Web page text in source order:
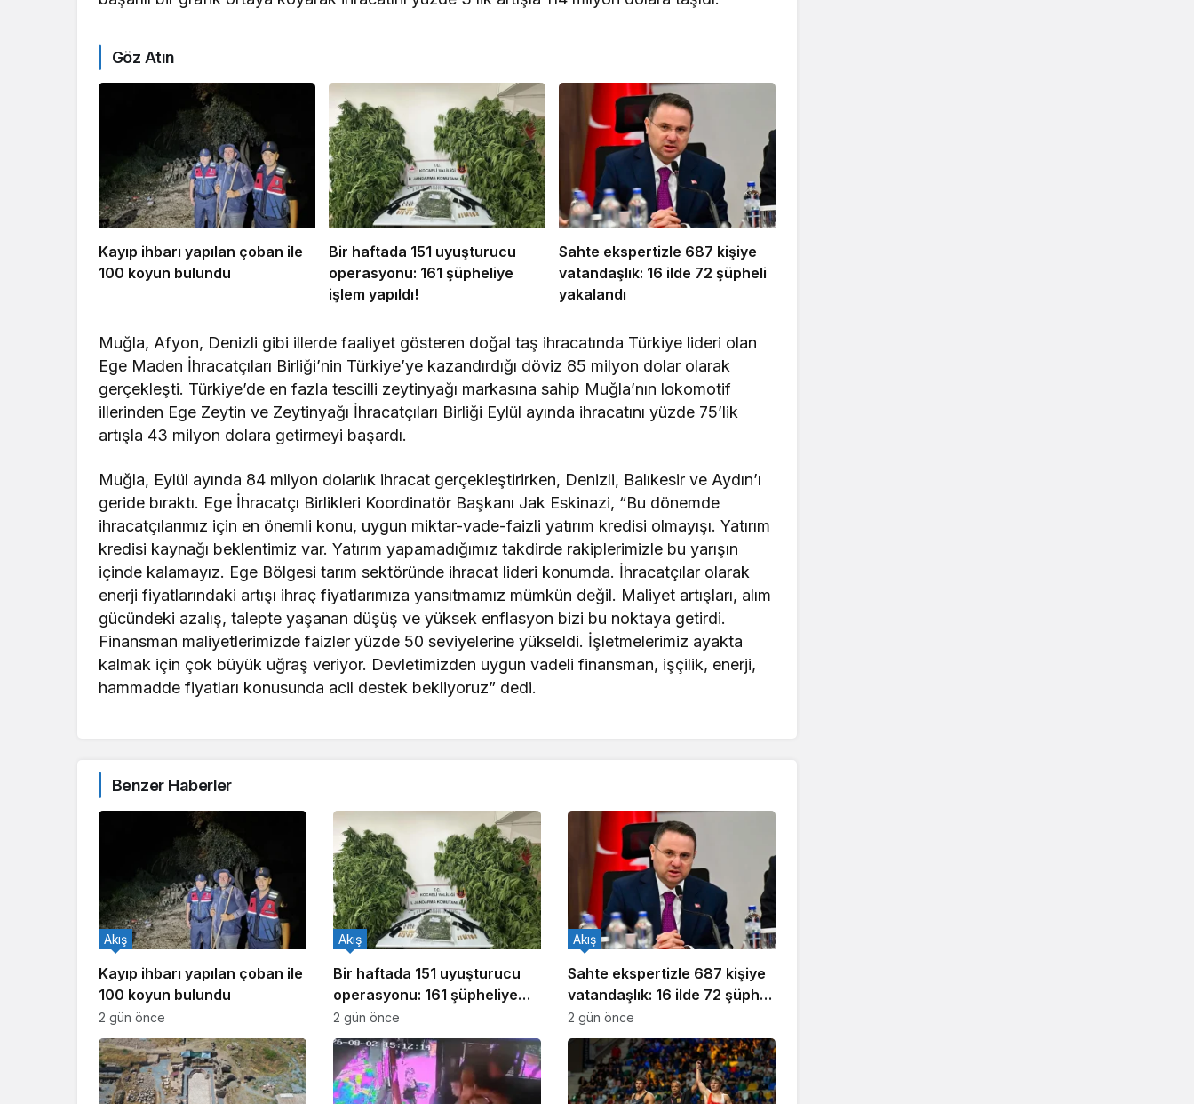
Göz Atın
Kayıp ihbarı yapılan çoban ile
100 koyun bulundu
Bir haftada 151 uyuşturucu
operasyonu: 161 şüpheliye
işlem yapıldı!
Sahte ekspertizle 687 kişiye
vatandaşlık: 16 ilde 72 şüpheli
yakalandı
Muğla, Afyon, Denizli gibi illerde faaliyet gösteren doğal taş ihracatında Türkiye lideri olan
Ege Maden İhracatçıları Birliği’nin Türkiye’ye kazandırdığı döviz 85 milyon dolar olarak
gerçekleşti. Türkiye’de en fazla tescilli zeytinyağı markasına sahip Muğla’nın lokomotif
illerinden Ege Zeytin ve Zeytinyağı İhracatçıları Birliği Eylül ayında ihracatını yüzde 75’lik
artışla 43 milyon dolara getirmeyi başardı.
Muğla, Eylül ayında 84 milyon dolarlık ihracat gerçekleştirirken, Denizli, Balıkesir ve Aydın’ı
geride bıraktı. Ege İhracatçı Birlikleri Koordinatör Başkanı Jak Eskinazi, “Bu dönemde
ihracatçılarımız için en önemli konu, uygun miktar-vade-faizli yatırım kredisi olmayışı. Yatırım
kredisi kaynağı beklentimiz var. Yatırım yapamadığımız takdirde rakiplerimizle bu yarışın
içinde kalamayız. Ege Bölgesi tarım sektöründe ihracat lideri konumda. İhracatçılar olarak
enerji fiyatlarındaki artışı ihraç fiyatlarımıza yansıtmamız mümkün değil. Maliyet artışları, alım
gücündeki azalış, talepte yaşanan düşüş ve yüksek enflasyon bizi bu noktaya getirdi.
Finansman maliyetlerimizde faizler yüzde 50 seviyelerine yükseldi. İşletmelerimiz ayakta
kalmak için çok büyük uğraş veriyor. Devletimizden uygun vadeli finansman, işçilik, enerji,
hammadde fiyatları konusunda acil destek bekliyoruz” dedi.
Benzer Haberler
Kayıp ihbarı yapılan çoban ile
100 koyun bulundu
Akış
2 gün önce
Bir haftada 151 uyuşturucu
operasyonu: 161 şüpheliye
işlem yapıldı!
Akış
2 gün önce
Sahte ekspertizle 687 kişiye
vatandaşlık: 16 ilde 72 şüpheli
yakalandı
Akış
2 gün önce